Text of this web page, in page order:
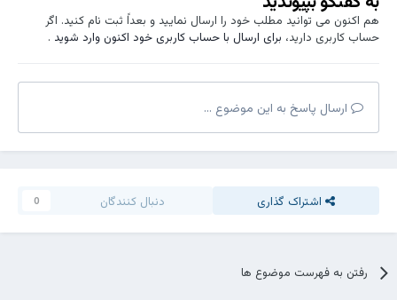
هم اکنون می توانید مطلب خود را ارسال نمایید و بعداً ثبت نام کنید. اگر
حساب کاربری دارید، برای ارسال با حساب کاربری خود اکنون وارد شوید.
ارسال پاسخ به این موضوع ...
اشتراک گذاری دنبال کنندگان 0
رفتن به فهرست موضوع ها